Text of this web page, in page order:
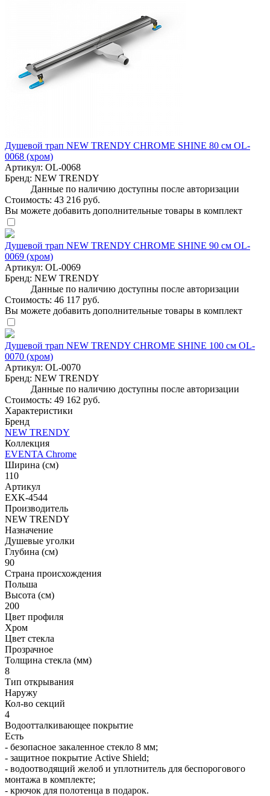
Душевой трап NEW TRENDY CHROME SHINE 80 см OL-
0068 (хром)
Артикул: OL-0068
Бренд: NEW TRENDY
Данные по наличию доступны после авторизации
Стоимость: 43 216 руб.
Вы можете добавить дополнительные товары в комплект
Душевой трап NEW TRENDY CHROME SHINE 90 см OL-
0069 (хром)
Артикул: OL-0069
Бренд: NEW TRENDY
Данные по наличию доступны после авторизации
Стоимость: 46 117 руб.
Вы можете добавить дополнительные товары в комплект
Душевой трап NEW TRENDY CHROME SHINE 100 см OL-
0070 (хром)
Артикул: OL-0070
Бренд: NEW TRENDY
Данные по наличию доступны после авторизации
Стоимость: 49 162 руб.
Характеристики
Бренд
NEW TRENDY
Коллекция
EVENTA Chrome
Ширина (см)
110
Артикул
EXK-4544
Производитель
NEW TRENDY
Назначение
Душевые уголки
Глубина (см)
90
Страна происхождения
Польша
Высота (см)
200
Цвет профиля
Хром
Цвет стекла
Прозрачное
Толщина стекла (мм)
8
Тип открывания
Наружу
Кол-во секций
4
Водоотталкивающее покрытие
Есть
- безопасное закаленное стекло 8 мм;
- защитное покрытие Active Shield;
- водоотводящий желоб и уплотнитель для беспорогового
монтажа в комплекте;
- крючок для полотенца в подарок.